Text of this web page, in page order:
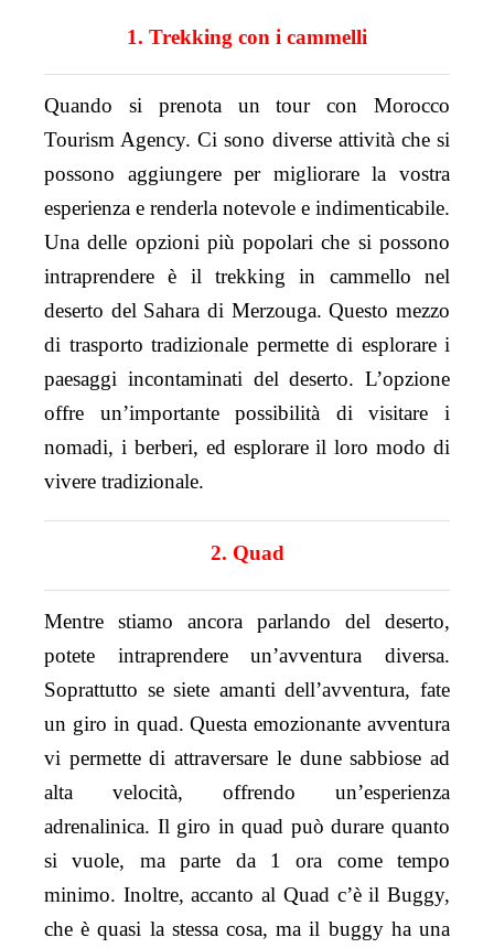
1. Trekking con i cammelli
Quando si prenota un tour con Morocco
Tourism Agency. Ci sono diverse attività che si
possono aggiungere per migliorare la vostra
esperienza e renderla notevole e indimenticabile.
Una delle opzioni più popolari che si possono
intraprendere è il trekking in cammello nel
deserto del Sahara di Merzouga. Questo mezzo
di trasporto tradizionale permette di esplorare i
paesaggi incontaminati del deserto. L’opzione
offre un’importante possibilità di visitare i
nomadi, i berberi, ed esplorare il loro modo di
vivere tradizionale.
2. Quad
Mentre stiamo ancora parlando del deserto,
potete intraprendere un’avventura diversa.
Soprattutto se siete amanti dell’avventura, fate
un giro in quad. Questa emozionante avventura
vi permette di attraversare le dune sabbiose ad
alta velocità, offrendo un’esperienza
adrenalinica. Il giro in quad può durare quanto
si vuole, ma parte da 1 ora come tempo
minimo. Inoltre, accanto al Quad c’è il Buggy,
che è quasi la stessa cosa, ma il buggy ha una